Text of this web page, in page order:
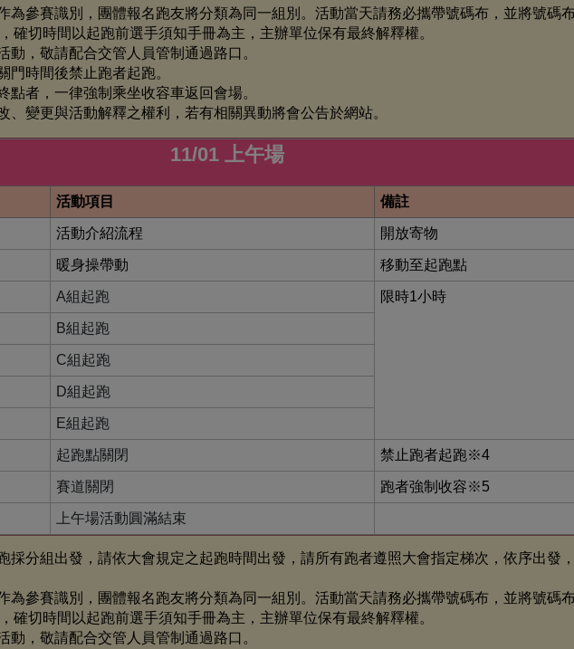
為參賽識別，團體報名跑友將分類為同一組別。活動當天請務必攜帶號碼布，並將號碼
確切時間以起跑前選手須知手冊為主，主辦單位保有最終解釋權。
，敬請配合交管人員管制通過路口。
時間後禁止跑者起跑。
者，一律強制乘坐收容車返回會場。
變更與活動解釋之權利，若有相關異動將會公告於網站。
11/01 上午場
活動項目 備註
活動介紹流程 開放寄物
暖身操帶動 移動至起跑點
A組起跑 限時1小時
B組起跑
C組起跑
D組起跑
E組起跑
起跑點關閉 禁止跑者起跑※4
賽道關閉 跑者強制收容※5
上午場活動圓滿結束
採分組出發，請依大會規定之起跑時間出發，請所有跑者遵照大會指定梯次，依序出發
為參賽識別，團體報名跑友將分類為同一組別。活動當天請務必攜帶號碼布，並將號碼
確切時間以起跑前選手須知手冊為主，主辦單位保有最終解釋權。
，敬請配合交管人員管制通過路口。